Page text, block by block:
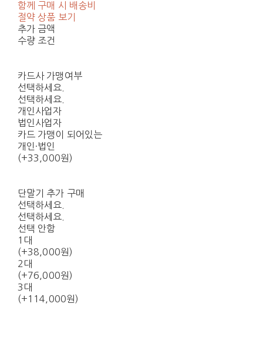
함께 구매 시 배송비
절약 상품 보기
추가 금액
수량 조건
카드사 가맹여부
선택하세요.
선택하세요.
개인사업자
법인사업자
카드 가맹이 되어있는
개인·법인
(+33,000원)
단말기 추가 구매
선택하세요.
선택하세요.
선택 안함
1대
(+38,000원)
2대
(+76,000원)
3대
(+114,000원)